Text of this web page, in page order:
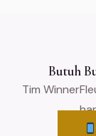
Butuh
Tim